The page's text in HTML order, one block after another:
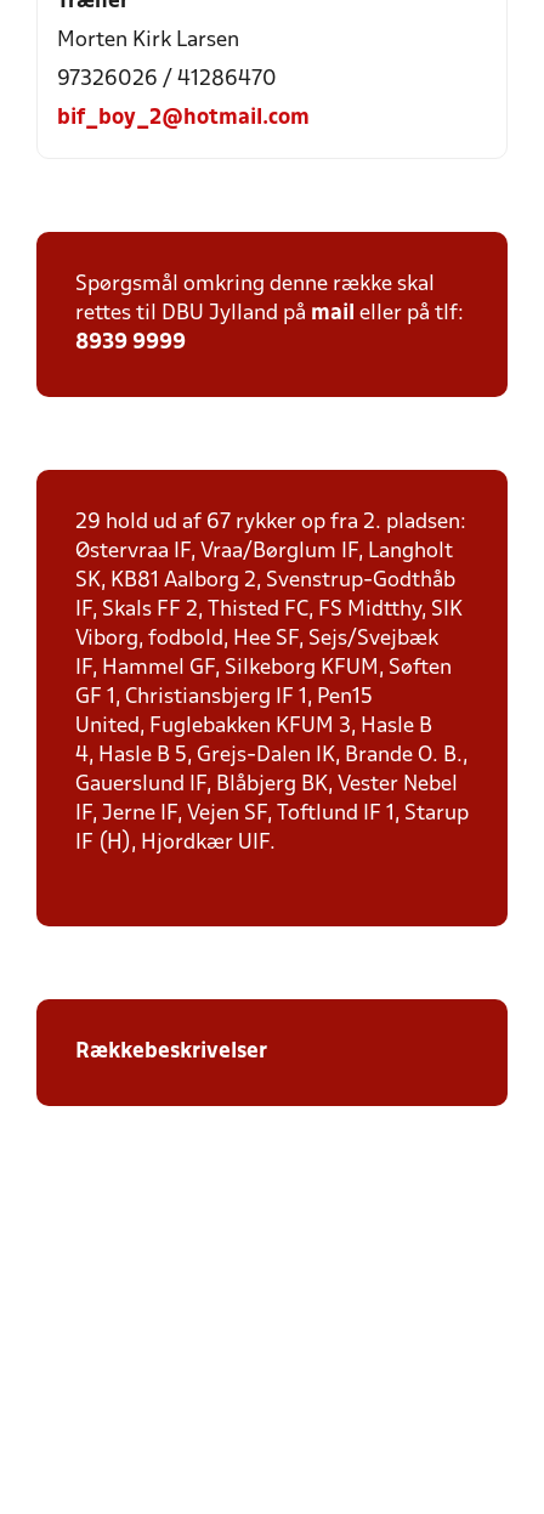
Morten Kirk Larsen
97326026 / 41286470
bif_boy_2@hotmail.com
Spørgsmål omkring denne række skal
rettes til DBU Jylland på mail eller på tlf:
8939 9999
29 hold ud af 67 rykker op fra 2. pladsen:
Østervraa IF, Vraa/Børglum IF, Langholt
SK, KB81 Aalborg 2, Svenstrup-Godthåb
IF, Skals FF 2, Thisted FC, FS Midtthy, SIK
Viborg, fodbold, Hee SF, Sejs/Svejbæk
IF, Hammel GF, Silkeborg KFUM, Søften
GF 1, Christiansbjerg IF 1, Pen15
United, Fuglebakken KFUM 3, Hasle B
4, Hasle B 5, Grejs-Dalen IK, Brande O. B.,
Gauerslund IF, Blåbjerg BK, Vester Nebel
IF, Jerne IF, Vejen SF, Toftlund IF 1, Starup
IF (H), Hjordkær UIF.
Rækkebeskrivelser